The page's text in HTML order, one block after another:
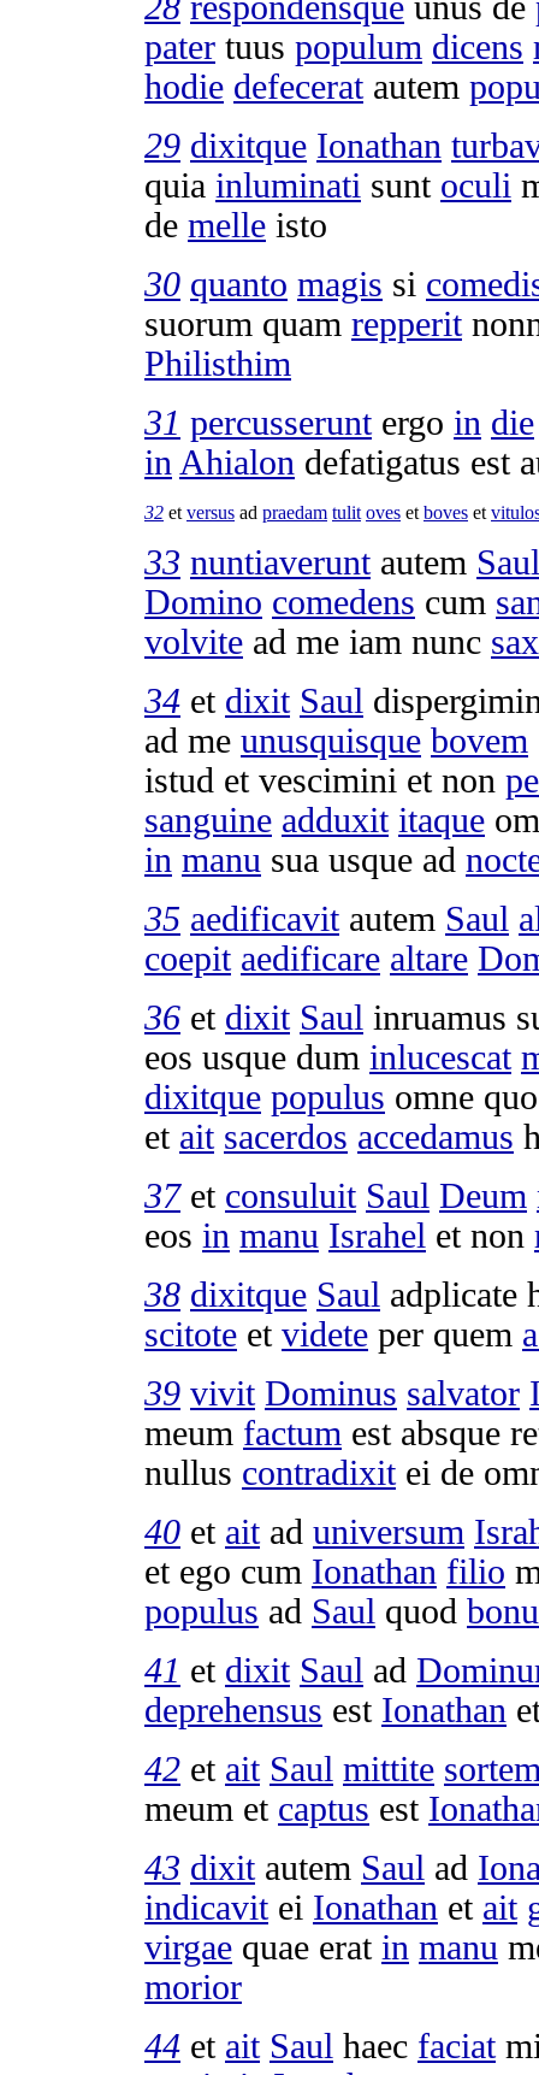
pater tuus populum dicens
hodie defeceratautem
29 dixitque Ionathan
quia inluminati sunt oculi
de melle isto
30 quanto magis si
suorum quam repperit
Philisthim
31 percusseruntergo in die
in Ahialon defatigatus est
32 et versus ad praedam tulit oves et boves et
33 nuntiaveruntautem Saul
Domino comedens cum
volvite ad me iam nunc
34 et dixit Saul
ad me unusquisque bovem
istud et vescimini et non
sanguine adduxit itaque
in manu sua usque ad
35 aedificavitautem Saul
coepit aedificare altare
36 et dixit Saul inruamus
eos usque dum inlucescat
dixitque populus omne
et ait sacerdos accedamus
37et consuluit Saul Deum
eos in manu Israhel et non
38 dixitque Saul adplicate
scitote et videte per quem
39 vivit Dominus salvator
meum factum est absque
nullus contradixitei de
40 et aitad universum
et ego cum Ionathan filio
populus ad Saul quod
41 et dixit Saul ad
deprehensus est Ionathan
42 et ait Saul mittite
meum et captus est
43 dixitautem Saul ad
indicavitei Ionathan et ait
virgae quae erat in manu
morior
44 et ait Saul haec faciat